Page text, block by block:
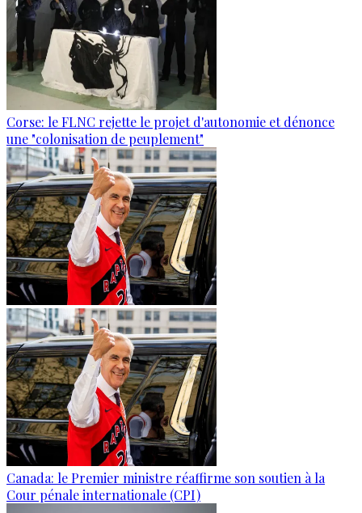
Corse: le FLNC rejette le projet d'autonomie et dénonce
une "colonisation de peuplement"
Canada: le Premier ministre réaffirme son soutien à la
Cour pénale internationale (CPI)